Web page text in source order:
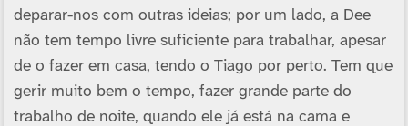
deparar-nos com outras ideias; por um lado, a Dee
não tem tempo livre suficiente para trabalhar, apesar
de o fazer em casa, tendo o Tiago por perto. Tem que
gerir muito bem o tempo, fazer grande parte do
trabalho de noite, quando ele já está na cama e